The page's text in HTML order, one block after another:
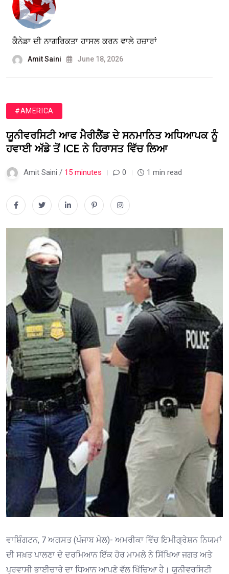
ਕੈਨੇਡਾ ਦੀ ਨਾਗਰਿਕਤਾ ਹਾਸਲ ਕਰਨ ਵਾਲੇ ਹਜ਼ਾਰਾਂ
Amit Saini June 18, 2026
#AMERICA
ਯੂਨੀਵਰਸਿਟੀ ਆਫ ਮੈਰੀਲੈਂਡ ਦੇ ਸਨਮਾਨਿਤ ਅਧਿਆਪਕ ਨੂੰ
ਹਵਾਈ ਅੱਡੇ ਤੋਂ ICE ਨੇ ਹਿਰਾਸਤ ਵਿੱਚ ਲਿਆ
Amit Saini / 15 minutes 0 1 min read
ਵਾਸ਼ਿੰਗਟਨ, 7 ਅਗਸਤ (ਪੰਜਾਬ ਮੇਲ)- ਅਮਰੀਕਾ ਵਿੱਚ ਇਮੀਗ੍ਰੇਸ਼ਨ ਨਿਯਮਾਂ
ਦੀ ਸਖ਼ਤ ਪਾਲਣਾ ਦੇ ਦਰਮਿਆਨ ਇੱਕ ਹੋਰ ਮਾਮਲੇ ਨੇ ਸਿੱਖਿਆ ਜਗਤ ਅਤੇ
ਪ੍ਰਵਾਸੀ ਭਾਈਚਾਰੇ ਦਾ ਧਿਆਨ ਆਪਣੇ ਵੱਲ ਖਿੱਚਿਆ ਹੈ। ਯੂਨੀਵਰਸਿਟੀ